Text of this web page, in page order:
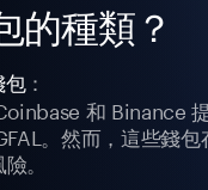
的種類？
包：
和 Binance
。然而，這些錢
。